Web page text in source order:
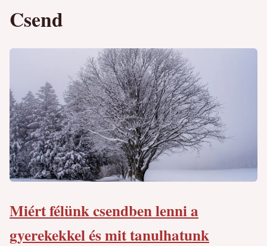
Csend
Miért félünk csendben lenni a
gyerekekkel és mit tanulhatunk